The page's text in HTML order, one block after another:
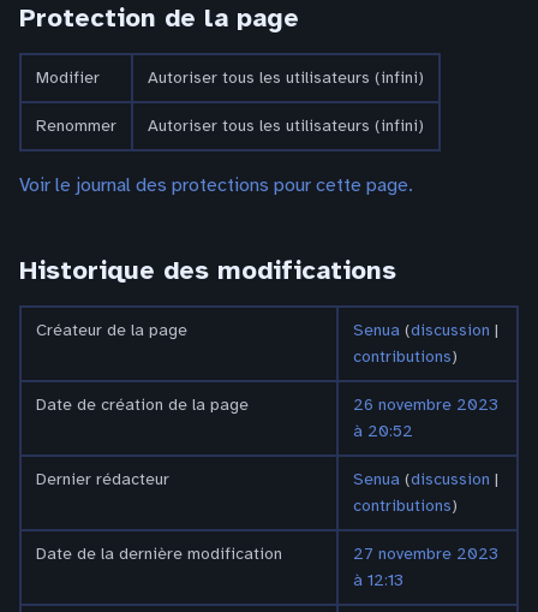
Protection de la page
Modifier Autoriser tous les utilisateurs (infini)
Renommer Autoriser tous les utilisateurs (infini)
Voir le journal des protections pour cette page.
Historique des modifications
Créateur de la page Senua (discussion |
contributions)
Date de création de la page
26 novembre 2023
à 20:52
Dernier rédacteur Senua (discussion |
contributions)
Date de la dernière modification
27 novembre 2023
à 12:13